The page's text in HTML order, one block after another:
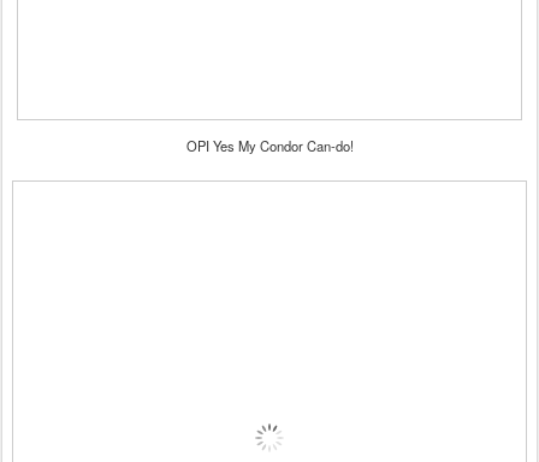
OPI Yes My Condor Can-do!